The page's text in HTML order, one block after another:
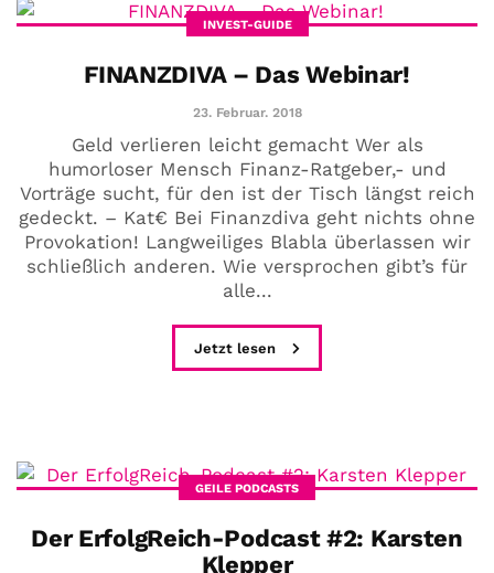
INVEST-GUIDE
FINANZDIVA – Das Webinar!
23. Februar. 2018
Geld verlieren leicht gemacht Wer als
humorloser Mensch Finanz-Ratgeber,- und
Vorträge sucht, für den ist der Tisch längst reich
gedeckt. – Kat€ Bei Finanzdiva geht nichts ohne
Provokation! Langweiliges Blabla überlassen wir
schließlich anderen. Wie versprochen gibt’s für
alle...
Jetzt lesen
GEILE PODCASTS
Der ErfolgReich-Podcast #2: Karsten
Klepper